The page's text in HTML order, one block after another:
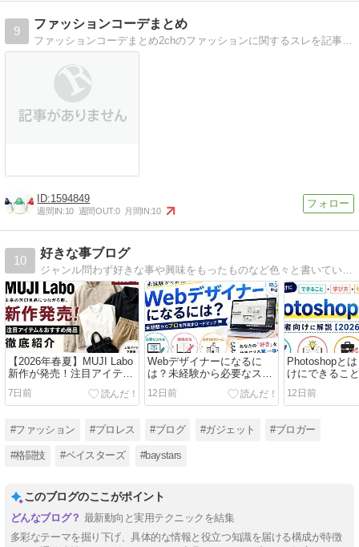
9
ファッションコーデまとめ
ファッションコーデまとめ2chのファッションに関するスレを記事にまとめて紹介します。
1594849
週間IN:10 週間OUT:0 月間IN:10
10
好きな事ブログ
ジャンル問わず好きな事や興味をもったものなど色々と書いている『好きな事ブログ』というのを運営しています。よろしくお願い致します。https://lit.link/myfavoriteblog
【2026年春夏】MUJI Labo
新作が発売！注目アイテ
ム・発売日・おすすめポイ
ントを徹底紹介
7日前
Webデザイナーになるに
は？未経験から必要なスキ
ル・勉強方法・おすすめス
クールを紹介
12日前
Photoshopと
けにできるこ
仕事への活か
【2026年版】
12日前
#ファッション #プロレス #ブログ #ガジェット #ブロガー
#格闘技 #ベイスターズ #baystars
このブログのここがポイント
最新動向と実用テクニックを結集
多彩なテーマを掘り下げ、具体的な情報と役立つ知識を届ける構成が特徴